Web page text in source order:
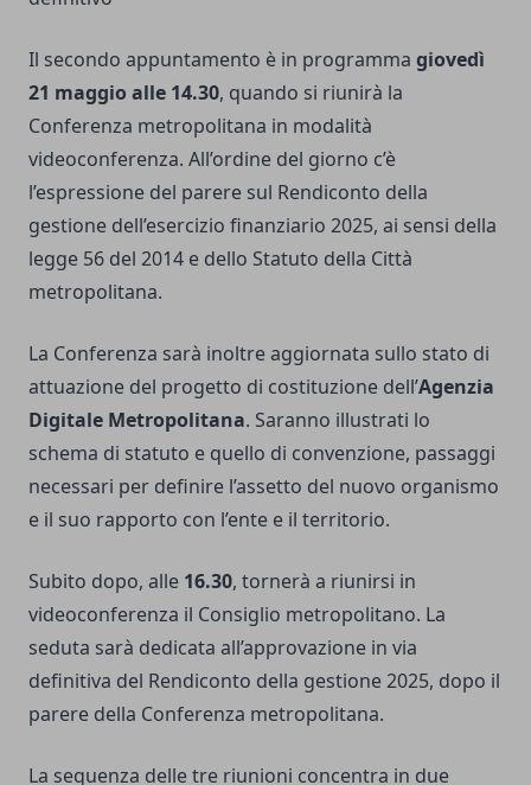
Il secondo appuntamento è in programma giovedì
21 maggio alle 14.30, quando si riunirà la
Conferenza metropolitana in modalità
videoconferenza. All’ordine del giorno c’è
l’espressione del parere sul Rendiconto della
gestione dell’esercizio finanziario 2025, ai sensi della
legge 56 del 2014 e dello Statuto della Città
metropolitana.
La Conferenza sarà inoltre aggiornata sullo stato di
attuazione del progetto di costituzione dell’Agenzia
Digitale Metropolitana. Saranno illustrati lo
schema di statuto e quello di convenzione, passaggi
necessari per definire l’assetto del nuovo organismo
e il suo rapporto con l’ente e il territorio.
Subito dopo, alle 16.30, tornerà a riunirsi in
videoconferenza il Consiglio metropolitano. La
seduta sarà dedicata all’approvazione in via
definitiva del Rendiconto della gestione 2025, dopo il
parere della Conferenza metropolitana.
La sequenza delle tre riunioni concentra in due